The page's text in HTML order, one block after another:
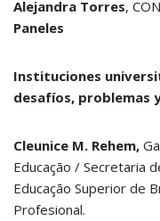
Alejandra Torres,
Paneles
Instituciones
desafíos, problemas
Cleunice M. Rehem,
Educação / Secretaria
Educação Superior de
Profesional.